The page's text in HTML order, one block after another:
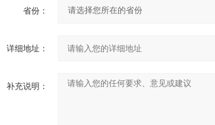
省份：
详细地址：
补充说明：